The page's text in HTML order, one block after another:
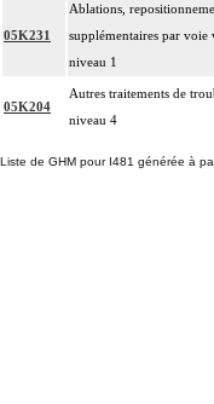
05K231
Ablations,
supplémentaires par voie
niveau 1
05K204
Autres traitements de
niveau 4
Liste de GHM pour I481 générée à